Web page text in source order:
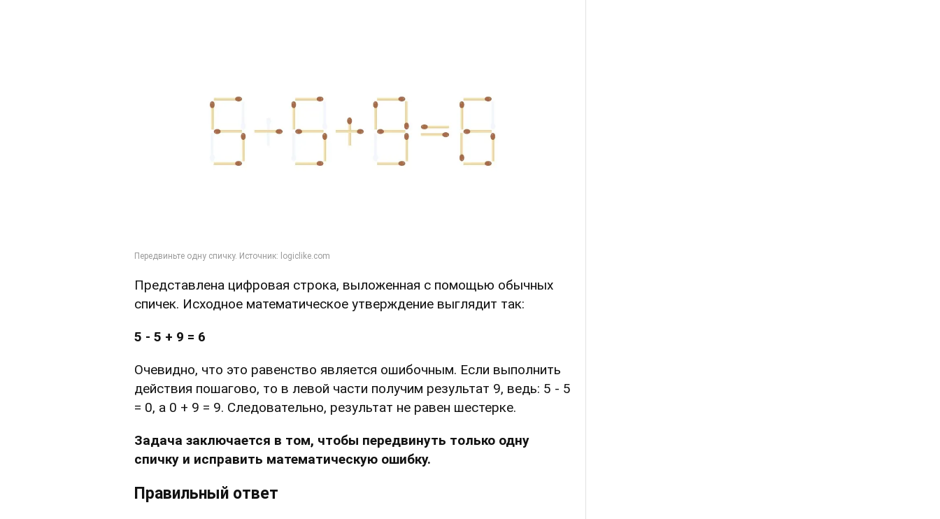
Представлена цифровая строка, выложенная с помощью обычных
спичек. Исходное математическое утверждение выглядит так:
5 - 5 + 9 = 6
Очевидно, что это равенство является ошибочным. Если выполнить
действия пошагово, то в левой части получим результат 9, ведь: 5 - 5
= 0, а 0 + 9 = 9. Следовательно, результат не равен шестерке.
Задача заключается в том, чтобы передвинуть только одну
спичку и исправить математическую ошибку.
Правильный ответ